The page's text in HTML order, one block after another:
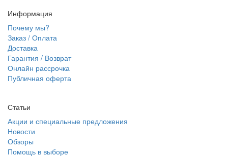
Информация
Почему мы?
Заказ / Оплата
Доставка
Гарантия / Возврат
Онлайн рассрочка
Публичная оферта
Статьи
Акции и специальные предложения
Новости
Обзоры
Помощь в выборе